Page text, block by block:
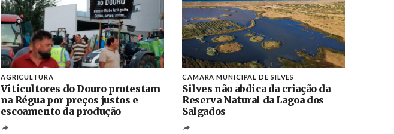
AGRICULTURA
Viticultores do Douro protestam
na Régua por preços justos e
escoamento da produção
CÂMARA MUNICIPAL DE SILVES
Silves não abdica da criação da
Reserva Natural da Lagoa dos
Salgados